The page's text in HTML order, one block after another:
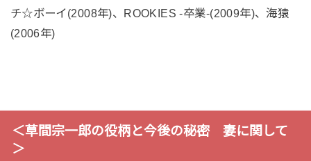
チ☆ボーイ(2008年)、ROOKIES -卒業-(2009年)、海猿
(2006年)
＜草間宗一郎の役柄と今後の秘密 妻に関して
＞